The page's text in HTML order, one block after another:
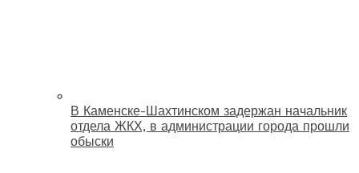
В Каменске-Шахтинском задержан начальник
отдела ЖКХ, в администрации города прошли
обыски